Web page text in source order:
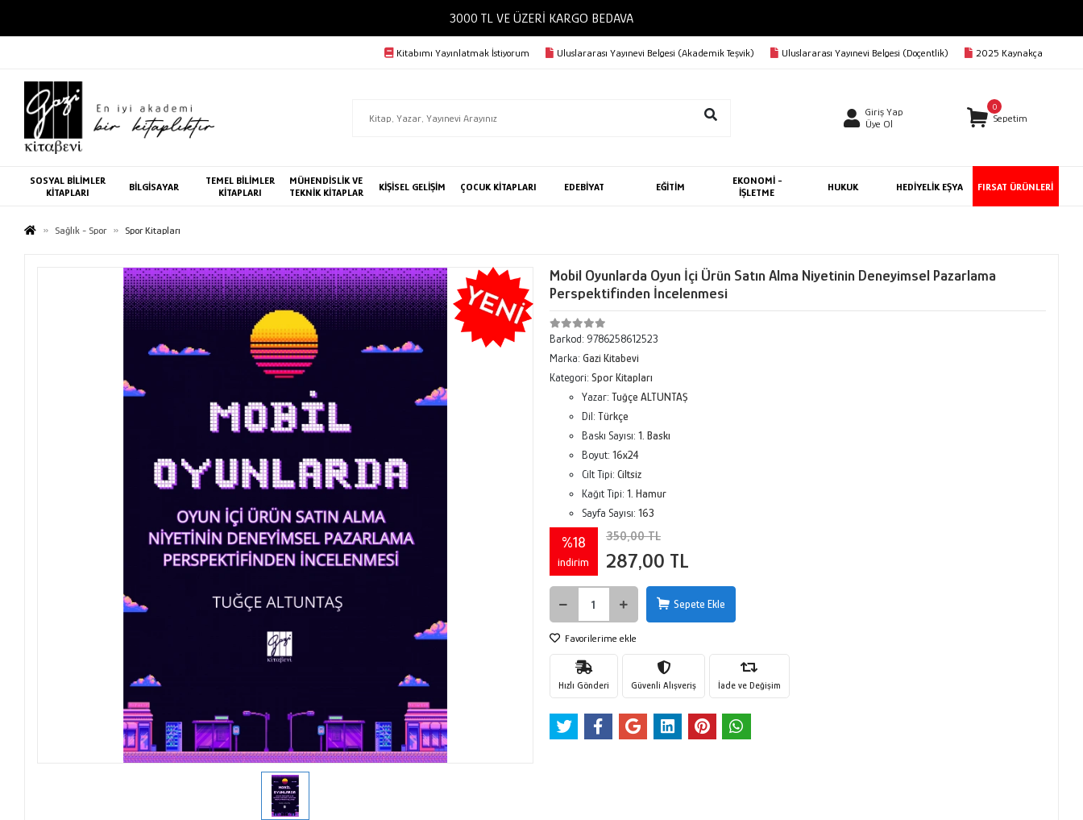
3000 TL VE ÜZERİ KARGO BEDAVA
Kitabımı Yayınlatmak İstiyorum Uluslararası Yayınevi Belgesi (Akademik Teşvik) Uluslararası Yayınevi Belgesi (Doçentlik) 2025 Kaynakça
Giriş Yap
Üye Ol
0
Sepetim
SOSYAL BİLİMLER
KİTAPLARI
BİLGİSAYAR
TEMEL BİLİMLER
KİTAPLARI
MÜHENDİSLİK VE
TEKNİK KİTAPLAR
KİŞİSEL GELİŞİM ÇOCUK KİTAPLARI EDEBİYAT EĞİTİM
EKONOMİ -
İŞLETME
HUKUK HEDİYELİK EŞYA FIRSAT ÜRÜNLERİ
Sağlık - Spor Spor Kitapları
Mobil Oyunlarda Oyun İçi Ürün Satın Alma Niyetinin Deneyimsel Pazarlama
Perspektifinden İncelenmesi
Barkod: 9786258612523
Marka: Gazi Kitabevi
Kategori: Spor Kitapları
Yazar: Tuğçe ALTUNTAŞ
Dil: Türkçe
Baskı Sayısı: 1. Baskı
Boyut: 16x24
Cilt Tipi: Ciltsiz
Kağıt Tipi: 1. Hamur
Sayfa Sayısı: 163
%18
indirim
350,00 TL
287,00 TL
Sepete Ekle
Favorilerime ekle
Hızlı Gönderi Güvenli Alışveriş İade ve Değişim